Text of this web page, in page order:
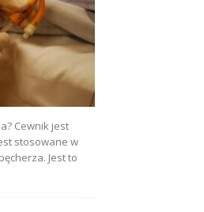
Cewnik jest
stosowane w
Jest to